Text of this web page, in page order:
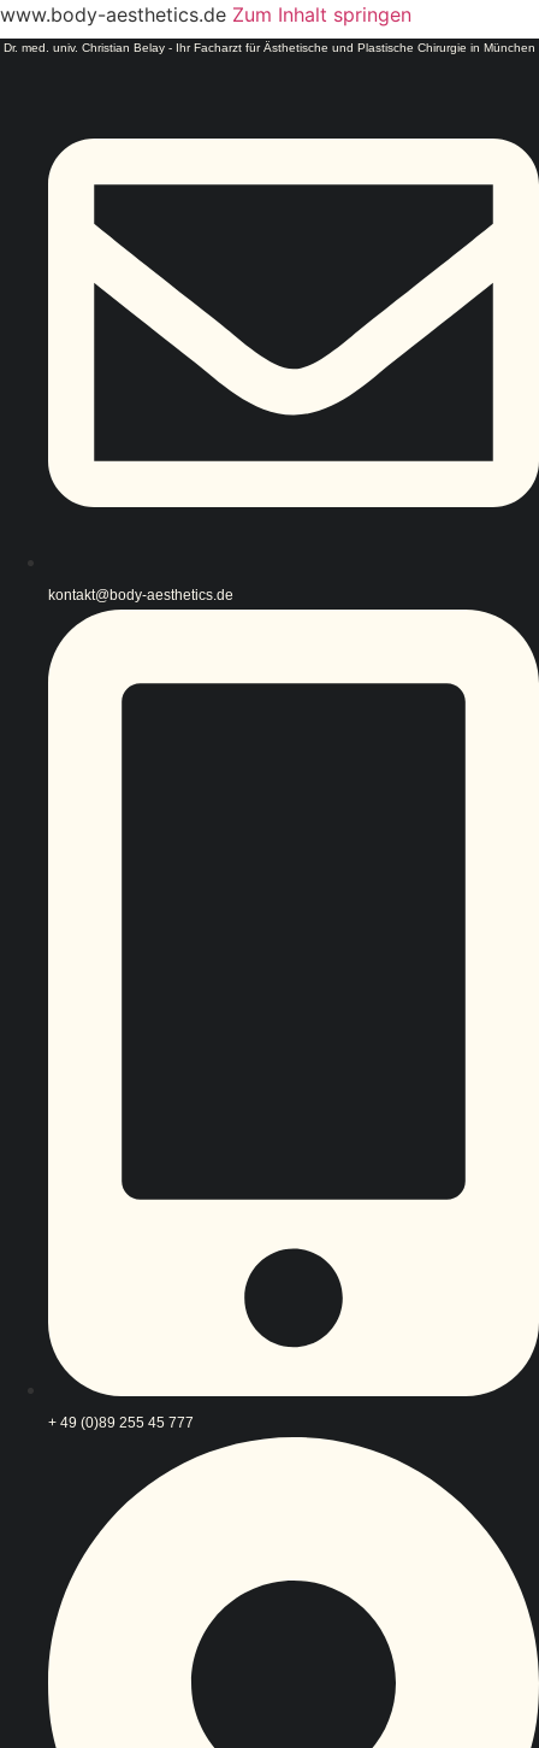
www.body-aesthetics.de Zum Inhalt springen
Dr. med. univ. Christian Belay - Ihr Facharzt für Ästhetische und Plastische Chirurgie in München
kontakt@body-aesthetics.de
+ 49 (0)89 255 45 777